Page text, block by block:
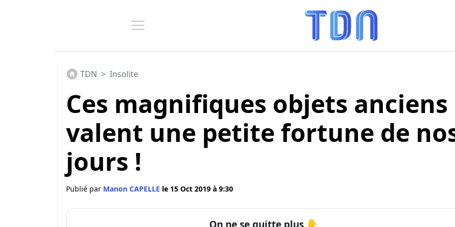
TDN > Insolite
Ces magnifiques objets anciens
valent une petite fortune de
jours !
Publié par Manon CAPELLE le 15 Oct 2019 à 9:30